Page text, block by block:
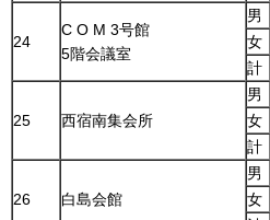
24
C O M 3号館
5階会議室
男
女
計
25 西宿南集会所
男
女
計
26 白島会館
男
女